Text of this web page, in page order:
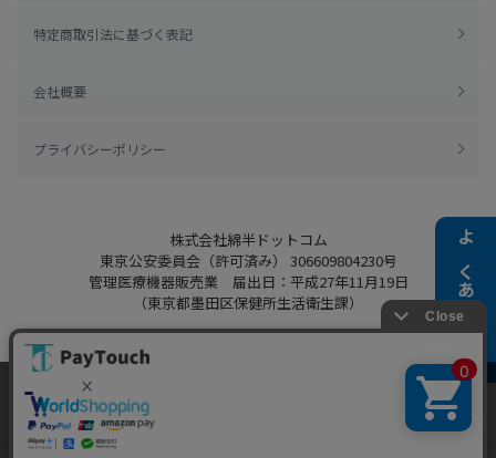
よくある質問
特定商取引法に基づく表記
会社概要
プライバシーポリシー
株式会社綿半ドットコム
東京公安委員会（許可済み） 306609804230号
管理医療機器販売業 届出日：平成27年11月19日
（東京都墨田区保健所生活衛生課）
Copyright 2022
Powered by Watahan Partners Co., Ltd.
当ウェブサイトでは、お客様により良いサービス
をご提供するため、クッキーを利用しています。
サイト利用を継続することにより、クッキーの使
同意する